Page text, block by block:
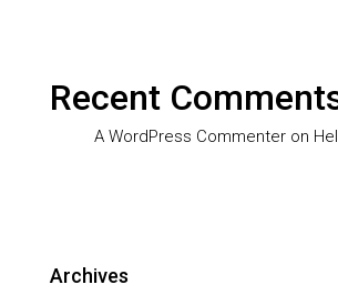
Recent
A WordPress Commenter on
Archives